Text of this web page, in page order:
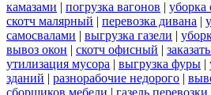
камазами | погрузка вагонов | уборка
скотч малярный | перевозка дивана |
самосвалами | выгрузка газели |
вывоз окон | скотч офисный |
утилизация мусора | выгрузка фуры |
зданий | разнорабочие недорого |